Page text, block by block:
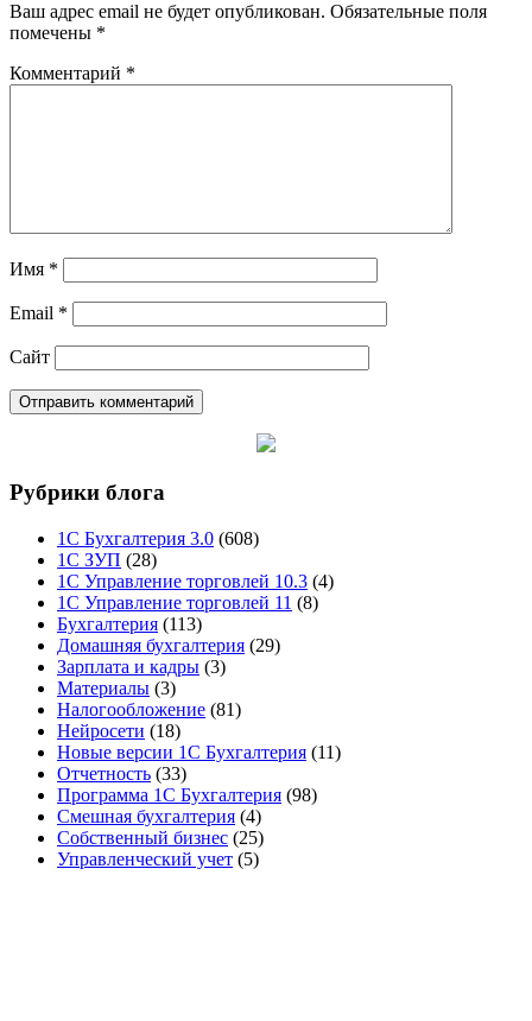
Ваш адрес email не будет опубликован. Обязательные поля
помечены *
Комментарий *
Имя *
Email *
Сайт
Рубрики блога
1С Бухгалтерия 3.0 (608)
1С ЗУП (28)
1С Управление торговлей 10.3 (4)
1С Управление торговлей 11 (8)
Бухгалтерия (113)
Домашняя бухгалтерия (29)
Зарплата и кадры (3)
Материалы (3)
Налогообложение (81)
Нейросети (18)
Новые версии 1С Бухгалтерия (11)
Отчетность (33)
Программа 1С Бухгалтерия (98)
Смешная бухгалтерия (4)
Собственный бизнес (25)
Управленческий учет (5)